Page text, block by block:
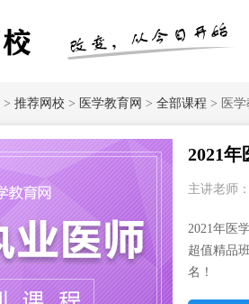
> 推荐网校 > 医学教育网 > 全部课程 > 医
2021
主讲老师
2021年医
超值精品
名！